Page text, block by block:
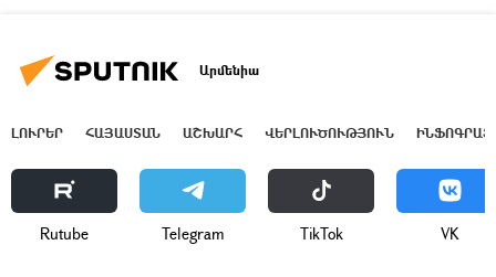
Արմենիա
ԼՈՒՐԵՐ ՀԱՅԱՍՏԱՆ ԱՇԽԱՐՀ ՎԵՐԼՈՒԾՈՒԹՅՈՒՆ
Rutube Telegram ТikТоk VK